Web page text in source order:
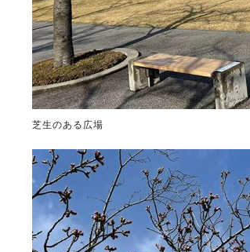
芝生のある広場